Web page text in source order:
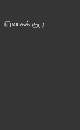
நிர்வாகக் குழு